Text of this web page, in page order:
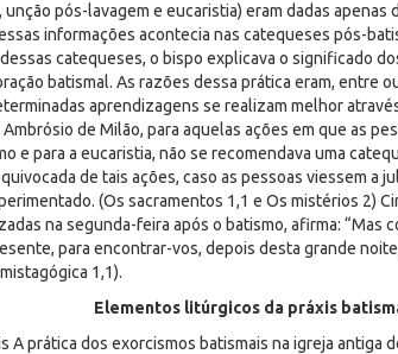
unção pós-lavagem e eucaristia) eram dadas
informações acontecia nas catequeses pós-
catequeses, o bispo explicava o significado
batismal. As razões dessa prática eram, entre
aprendizagens se realizam melhor
de Milão, para aquelas ações em que as
e para a eucaristia, não se recomendava uma
de tais ações, caso as pessoas viessem a
(Os sacramentos 1,1 e Os mistérios 2)
na segunda-feira após o batismo, afirma: “Mas
para encontrar-vos, depois desta grande
1,1).
Elementos litúrgicos da práxis
A prática dos exorcismos batismais na igreja antiga